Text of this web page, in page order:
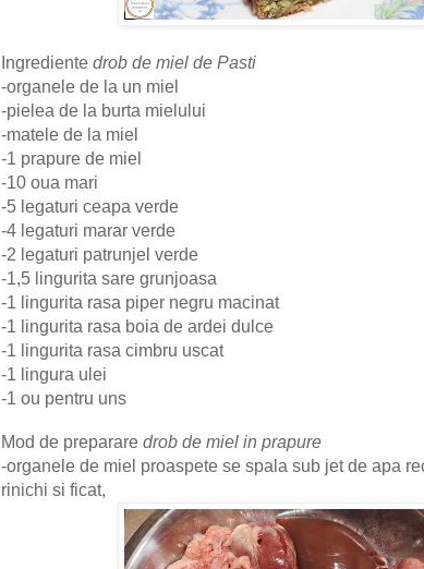
Ingrediente drob de miel de Pasti
-organele de la un miel
-pielea de la burta mielului
-matele de la miel
-1 prapure de miel
-10 oua mari
-5 legaturi ceapa verde
-4 legaturi marar verde
-2 legaturi patrunjel verde
-1,5 lingurita sare grunjoasa
-1 lingurita rasa piper negru macinat
-1 lingurita rasa boia de ardei dulce
-1 lingurita rasa cimbru uscat
-1 lingura ulei
-1 ou pentru uns
Mod de preparare drob de miel in prapure
-organele de miel proaspete se spala sub jet de apa
rinichi si ficat,